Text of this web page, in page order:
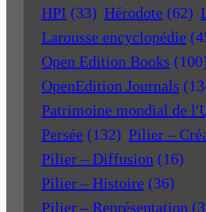
HPI (33) Hérodote (62)
Larousse encyclopédie
Open Edition Books
OpenEdition Journals
Patrimoine mondial de
Persée (132) Pilier –
Pilier – Diffusion (16)
Pilier – Histoire (36)
Pilier – Représentation